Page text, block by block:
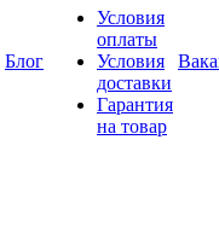
Блог
Условия
оплаты
Условия
доставки
Гарантия
на товар